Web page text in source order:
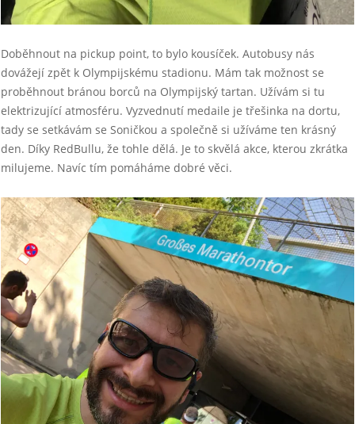
Doběhnout na pickup point, to bylo kousíček. Autobusy nás
dovážejí zpět k Olympijskému stadionu. Mám tak možnost se
proběhnout bránou borců na Olympijský tartan. Užívám si tu
elektrizující atmosféru. Vyzvednutí medaile je třešinka na dortu,
tady se setkávám se Soničkou a společně si užíváme ten krásný
den. Díky RedBullu, že tohle dělá. Je to skvělá akce, kterou zkrátka
milujeme. Navíc tím pomáháme dobré věci.